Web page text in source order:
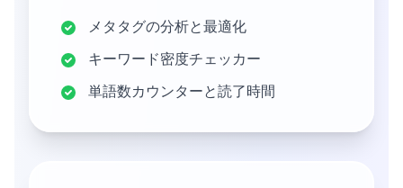
メタタグの分析と最適化
キーワード密度チェッカー
単語数カウンターと読了時間